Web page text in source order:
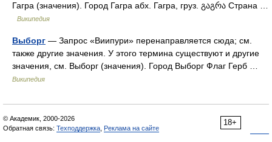
Гагра (значения). Город Гагра абх. Гагра, груз. გაგრა Страна …
Википедия
Выборг — Запрос «Виипури» перенаправляется сюда; см.
также другие значения. У этого термина существуют и другие
значения, см. Выборг (значения). Город Выборг Флаг Герб …
Википедия
18+
© Академик, 2000-2026
Обратная связь: Техподдержка Реклама на сайте